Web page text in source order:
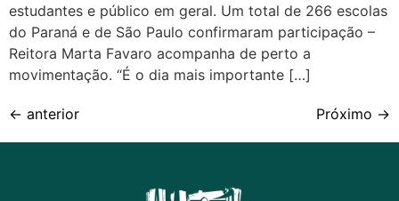
estudantes e público em geral. Um total de 266 escolas
do Paraná e de São Paulo confirmaram participação –
Reitora Marta Favaro acompanha de perto a
movimentação. “É o dia mais importante […]
← anterior Próximo →